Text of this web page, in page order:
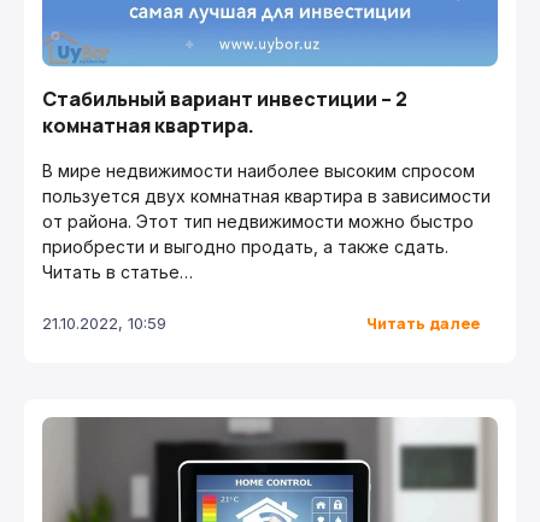
Стабильный вариант инвестиции – 2
комнатная квартира.
В мире недвижимости наиболее высоким спросом
пользуется двух комнатная квартира в зависимости
от района. Этот тип недвижимости можно быстро
приобрести и выгодно продать, а также сдать.
Читать в статье…
21.10.2022, 10:59 Читать далее